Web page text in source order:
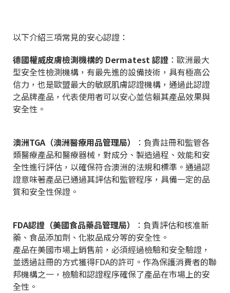
以下介紹三項常見的安心認證：
德國權威皮膚檢測機構的 Dermatest 認證 ：歐洲最大
型安全性檢測機構，有最先進的設備技術，具有極高公
信力，也是歐盟最大的敏感肌膚認證機構，通過此認證
之品牌產品，代表使用者可以安心並信賴其產品效果與
安全性。
澳洲TGA（澳洲醫療用品管理局）
：負責註冊和監管各
類醫療產品和醫療器械，對成分、製造過程、效能和安
全性進行評估，以確保符合澳洲的法規和標準。通過認
證意味著產品已通過其評估和監管程序，具備一定的品
質和安全性保證。
FDA認證（美國食品藥品管理局）
：負責評估和核准新
藥、食品添加劑、化妝品成分等的安全性。
產品在美國市場上銷售前，必須經過檢驗和安全驗證，
並透過註冊的方式獲得FDA的許可。作為保護消費者的聯
邦機構之一，檢驗和認證程序確保了產品在市場上的安
全性。